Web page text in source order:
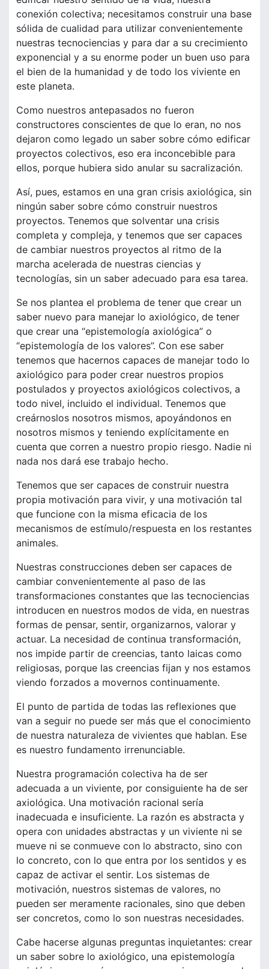
conexión colectiva; necesitamos construir una base
sólida de cualidad para utilizar convenientemente
nuestras tecnociencias y para dar a su crecimiento
exponencial y a su enorme poder un buen uso para
el bien de la humanidad y de todo los viviente en
este planeta.
Como nuestros antepasados no fueron
constructores conscientes de que lo eran, no nos
dejaron como legado un saber sobre cómo edificar
proyectos colectivos, eso era inconcebible para
ellos, porque hubiera sido anular su sacralización.
Así, pues, estamos en una gran crisis axiológica, sin
ningún saber sobre cómo construir nuestros
proyectos. Tenemos que solventar una crisis
completa y compleja, y tenemos que ser capaces
de cambiar nuestros proyectos al ritmo de la
marcha acelerada de nuestras ciencias y
tecnologías, sin un saber adecuado para esa tarea.
Se nos plantea el problema de tener que crear un
saber nuevo para manejar lo axiológico, de tener
que crear una “epistemología axiológica” o
“epistemología de los valores”. Con ese saber
tenemos que hacernos capaces de manejar todo lo
axiológico para poder crear nuestros propios
postulados y proyectos axiológicos colectivos, a
todo nivel, incluido el individual. Tenemos que
creárnoslos nosotros mismos, apoyándonos en
nosotros mismos y teniendo explícitamente en
cuenta que corren a nuestro propio riesgo. Nadie ni
nada nos dará ese trabajo hecho.
Tenemos que ser capaces de construir nuestra
propia motivación para vivir, y una motivación tal
que funcione con la misma eficacia de los
mecanismos de estímulo/respuesta en los restantes
animales.
Nuestras construcciones deben ser capaces de
cambiar convenientemente al paso de las
transformaciones constantes que las tecnociencias
introducen en nuestros modos de vida, en nuestras
formas de pensar, sentir, organizarnos, valorar y
actuar. La necesidad de continua transformación,
nos impide partir de creencias, tanto laicas como
religiosas, porque las creencias fijan y nos estamos
viendo forzados a movernos continuamente.
El punto de partida de todas las reflexiones que
van a seguir no puede ser más que el conocimiento
de nuestra naturaleza de vivientes que hablan. Ese
es nuestro fundamento irrenunciable.
Nuestra programación colectiva ha de ser
adecuada a un viviente, por consiguiente ha de ser
axiológica. Una motivación racional sería
inadecuada e insuficiente. La razón es abstracta y
opera con unidades abstractas y un viviente ni se
mueve ni se conmueve con lo abstracto, sino con
lo concreto, con lo que entra por los sentidos y es
capaz de activar el sentir. Los sistemas de
motivación, nuestros sistemas de valores, no
pueden ser meramente racionales, sino que deben
ser concretos, como lo son nuestras necesidades.
Cabe hacerse algunas preguntas inquietantes: crear
un saber sobre lo axiológico, una epistemología